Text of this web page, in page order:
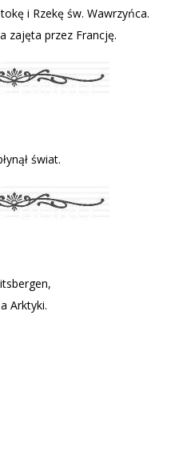
i Rzekę św. Wawrzyńca.
zajęta przez Francję.
świat.
Arktyki.